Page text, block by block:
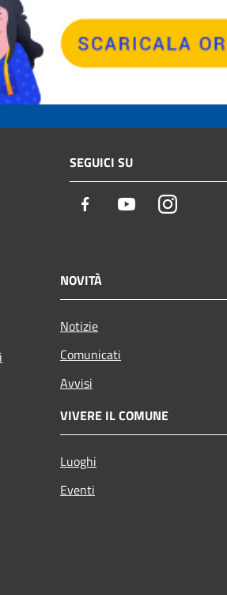
SEGUICI SU
Facebook YoutubeInstagram
NOVITÀ
Notizie
Comunicati
Avvisi
VIVERE IL COMUNE
Luoghi
Eventi